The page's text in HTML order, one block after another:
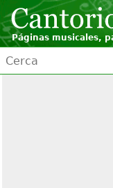
Páginas musicales,